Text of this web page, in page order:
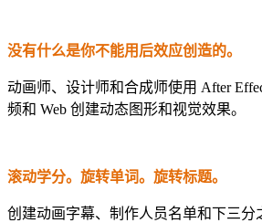
没有什么是你不能用后效应创造的。
动画师、设计师和合成师使用 After
频和 Web 创建动态图形和视觉效果。
滚动学分。旋转单词。旋转标题。
创建动画字幕、制作人员名单和下三分